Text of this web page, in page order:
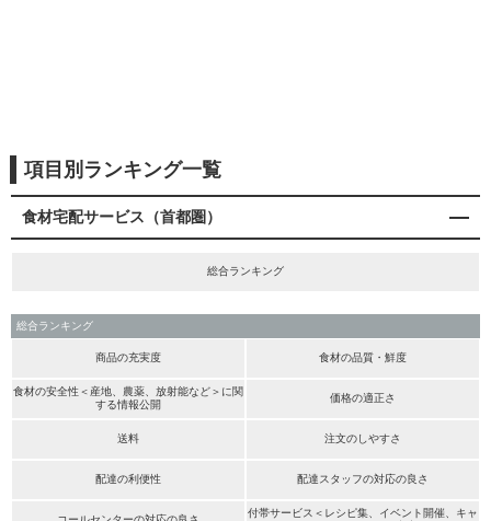
項目別ランキング一覧
食材宅配サービス（首都圏）
総合ランキング
総合ランキング
商品の充実度 食材の品質・鮮度
食材の安全性＜産地、農薬、放射能など＞に関
する情報公開
価格の適正さ
送料 注文のしやすさ
配達の利便性 配達スタッフの対応の良さ
付帯サービス＜レシピ集、イベント開催、キャ